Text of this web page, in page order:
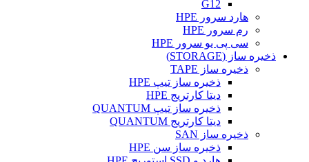
G12
هارد سرور HPE
رم سرور HPE
سی پی یو سرور HPE
ذخیره ساز (STORAGE)
ذخیره ساز TAPE
ذخیره ساز تیپ HPE
دیتا کارتریج HPE
ذخیره ساز تیپ QUANTUM
دیتا کارتریج QUANTUM
ذخیره ساز SAN
ذخیره ساز سن HPE